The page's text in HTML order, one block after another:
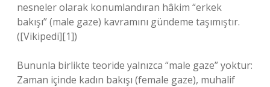
nesneler olarak konumlandıran hâkim “erkek
bakışı” (male gaze) kavramını gündeme taşımıştır.
([Vikipedi][1])
Bununla birlikte teoride yalnızca “male gaze” yoktur:
Zaman içinde kadın bakışı (female gaze), muhalif